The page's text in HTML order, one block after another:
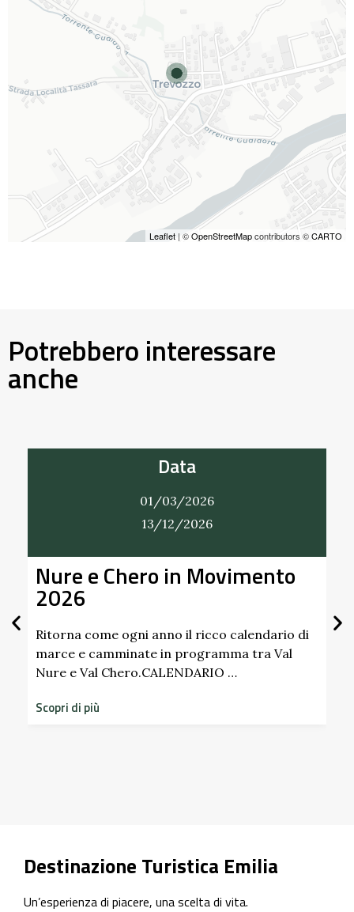
Leaflet | ©OpenStreetMapcontributors ©CARTO
Potrebbero interessare
anche
di
Data
01/03/2026
31/12/2026
Alla Scoperta dei Profumi del
Giardino del Castello di
Pallavicino
Scopri i profumi inaspettati di erbe e frutti
storico del Castello di Scipione …
Destinazione Turistica Emilia
Un’esperienza di piacere, una scelta di vita.